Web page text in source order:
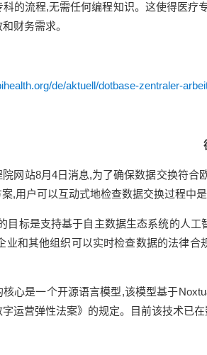
的流程,无需任何编程知识。这使得医疗
财务需求。
de/aktuell/dotbase-zentraler-
网站8月4日消息,为了确保数据交换符
,用户可以互动式地检查数据交换过程中
目标是支持基于自主数据生态系统的人
业和其他组织可以实时检查数据的法律
核心是一个开源语言模型,该模型基于
运营弹性法案》的规定。目前该技术已